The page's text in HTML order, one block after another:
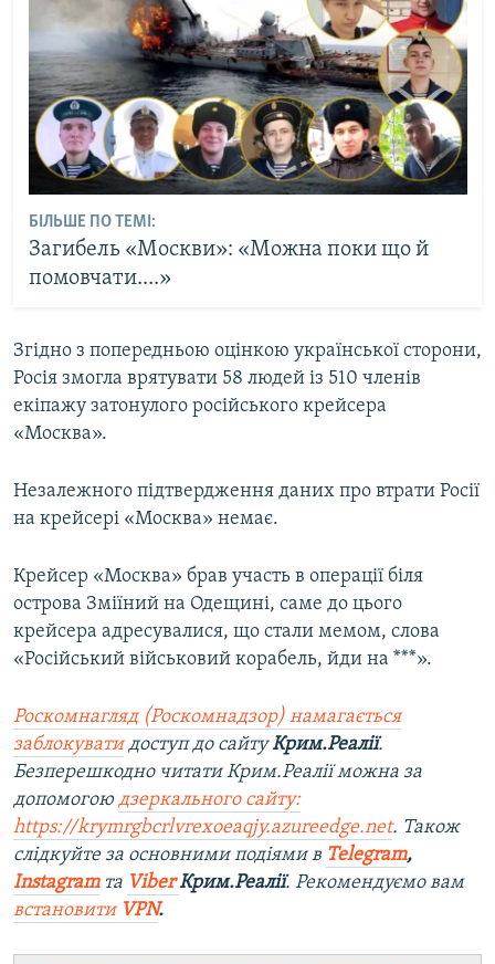
БІЛЬШЕ ПО ТЕМІ:
Загибель «Москви»: «Можна поки що й
помовчати....»
Згідно з попередньою оцінкою української сторони,
Росія змогла врятувати 58 людей із 510 членів
екіпажу затонулого російського крейсера
«Москва».
Незалежного підтвердження даних про втрати Росії
на крейсері «Москва» немає.
Крейсер «Москва» брав участь в операції біля
острова Зміїний на Одещині, саме до цього
крейсера адресувалися, що стали мемом, слова
«Російський військовий корабель, йди на ***».
Роскомнагляд (Роскомнадзор) намагається
заблокуватидоступ до сайтуКрим.Реалії.
Безперешкодно читати Крим.Реалії можна за
допомогою дзеркального сайту:
https://krymrgbcrlvrexoeaqjy.azureedge.net. Також
слідкуйте за основними подіями в Telegram,
Instagramта ViberКрим.Реалії. Рекомендуємо вам
встановити VPN.